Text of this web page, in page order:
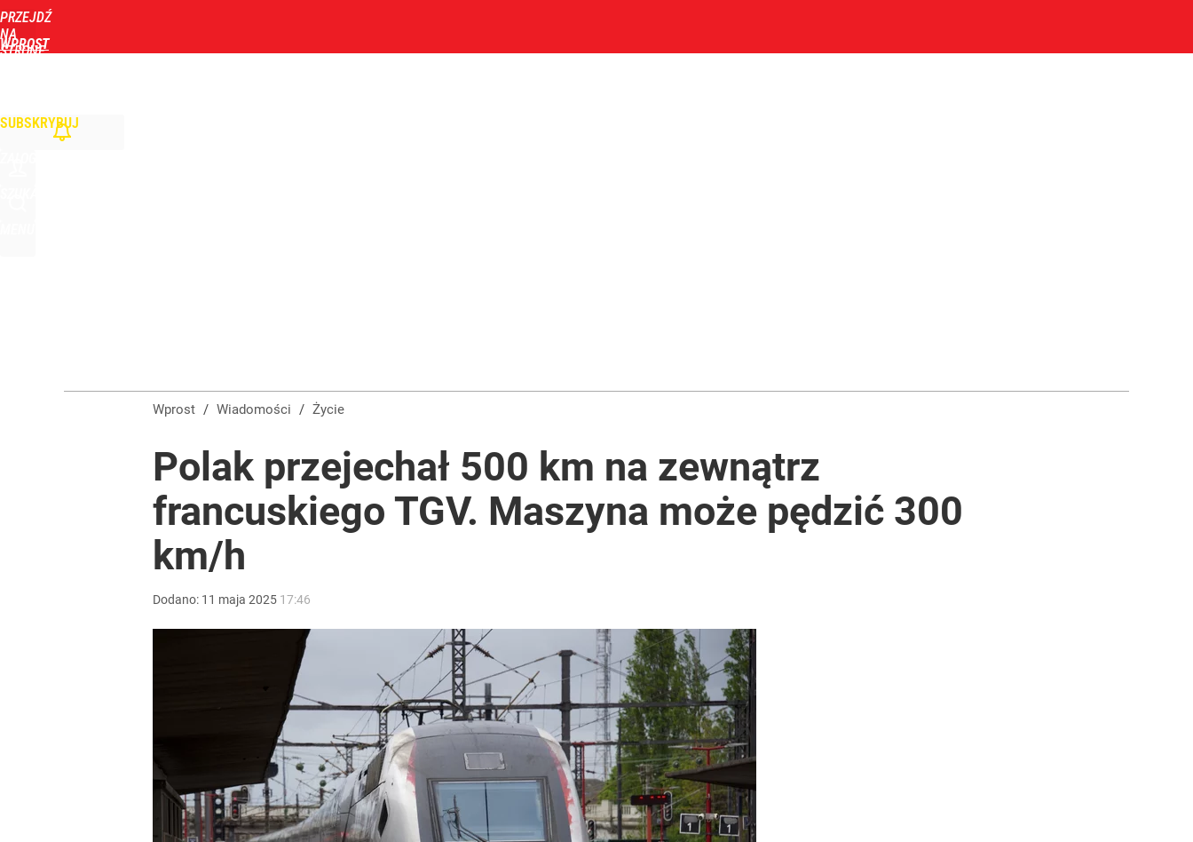
PRZEJDŹ
NA
STRONĘ
WPROST
SUBSKRYBUJ
Wprost / Wiadomości / Życie
Polak przejechał 500 km na zewnątrz
francuskiego TGV. Maszyna może pędzić 300
km/h
Dodano: 11 maja 2025 17:46